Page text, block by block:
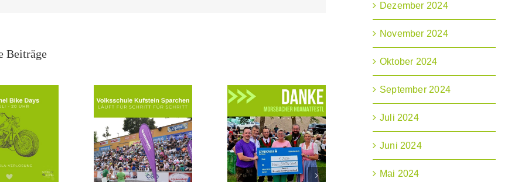
Beiträge
Dezember 2024
November 2024
Oktober 2024
September 2024
Juli 2024
Juni 2024
Mai 2024